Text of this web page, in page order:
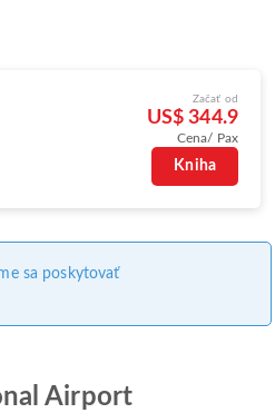
Začať od
US$ 344.9
Cena/ Pax
Kniha
sa poskytovať
Airport